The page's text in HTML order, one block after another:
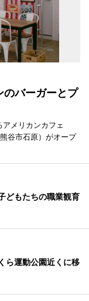
バーガーとプ
メリカンカフェ
谷市石原）がオープ
どもたちの職業観育
ら運動公園近くに移